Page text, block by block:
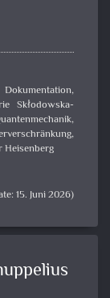
Dokumentation,
Skłodowska-
,
,
Heisenberg
15. Juni 2026)